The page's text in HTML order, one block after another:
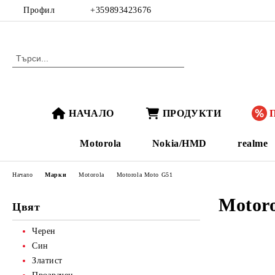
Профил +359893423676
НАЧАЛО ПРОДУКТИ
Motorola Nokia/HMD realme
Цвят
Черен
Син
Златист
Начало Марки Motorola Motorola Moto G51